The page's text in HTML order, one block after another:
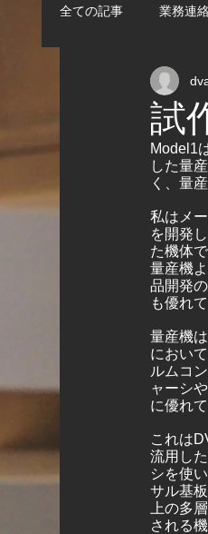
全ての記事 業務連
試
Model1
した量
く、量
私はメ
を開発
た機体
量産機
品開発
も優れ
量産機
におい
ルムコ
ャーシ
に優れ
これは
流用し
シを使
サル基
上の多
される